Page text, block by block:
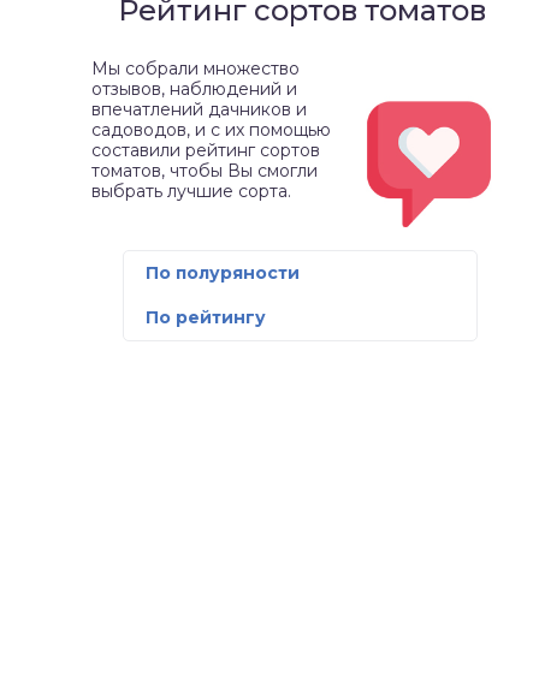
Рейтинг сортов томатов
Мы собрали множество
отзывов, наблюдений и
впечатлений дачников и
садоводов, и с их помощью
составили рейтинг сортов
томатов, чтобы Вы смогли
выбрать лучшие сорта.
По полуряности
По рейтингу